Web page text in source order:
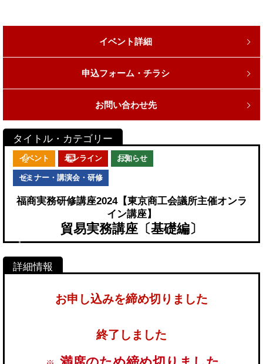
イベント詳細
申込フォーム・チラシ
お問い合わせ先
イベント オンライン お知らせ
セミナー・講演会・研修
福商実務研修講座2024【東京商工会議所主催オンラ
イン講座】
貿易実務講座〔基礎編〕
お申し込みを締め切りました
終了しました